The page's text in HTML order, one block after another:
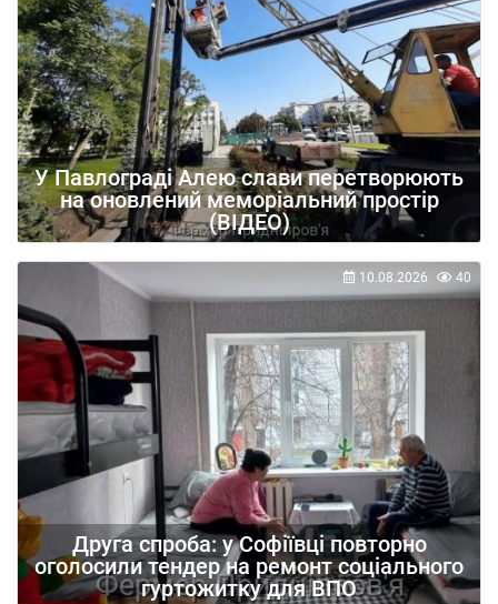
У Павлограді Алею слави перетворюють
на оновлений меморіальний простір
(ВІДЕО)
Друга спроба: у Софіївці повторно
оголосили тендер на ремонт соціального
гуртожитку для ВПО
10.08.2026 40